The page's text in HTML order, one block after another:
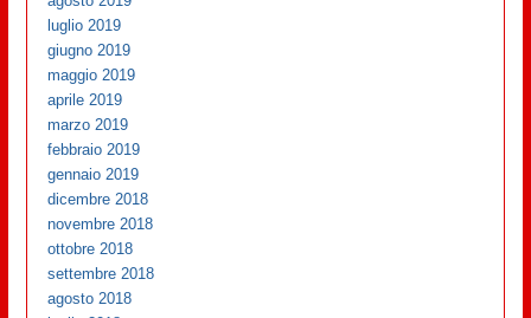
luglio 2019
giugno 2019
maggio 2019
aprile 2019
marzo 2019
febbraio 2019
gennaio 2019
dicembre 2018
novembre 2018
ottobre 2018
settembre 2018
agosto 2018